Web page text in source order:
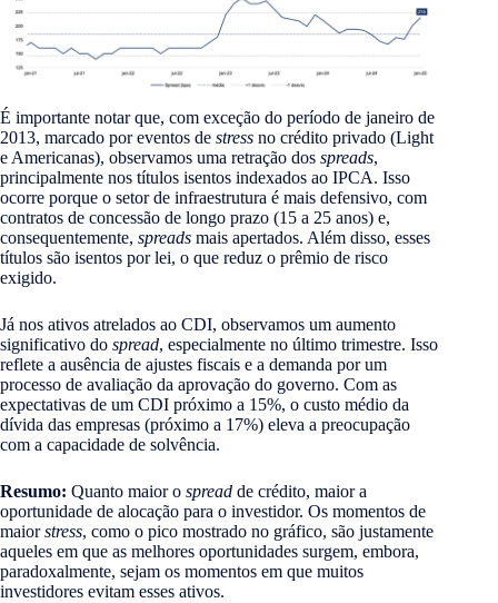
É importante notar que, com exceção do período de janeiro de
2013, marcado por eventos de stress no crédito privado (Light
e Americanas), observamos uma retração dos spreads,
principalmente nos títulos isentos indexados ao IPCA. Isso
ocorre porque o setor de infraestrutura é mais defensivo, com
contratos de concessão de longo prazo (15 a 25 anos) e,
consequentemente, spreads mais apertados. Além disso, esses
títulos são isentos por lei, o que reduz o prêmio de risco
exigido.
Já nos ativos atrelados ao CDI, observamos um aumento
significativo do spread, especialmente no último trimestre. Isso
reflete a ausência de ajustes fiscais e a demanda por um
processo de avaliação da aprovação do governo. Com as
expectativas de um CDI próximo a 15%, o custo médio da
dívida das empresas (próximo a 17%) eleva a preocupação
com a capacidade de solvência.
Resumo: Quanto maior o spread de crédito, maior a
oportunidade de alocação para o investidor. Os momentos de
maiorstress, como o pico mostrado no gráfico, são justamente
aqueles em que as melhores oportunidades surgem, embora,
paradoxalmente, sejam os momentos em que muitos
investidores evitam esses ativos.